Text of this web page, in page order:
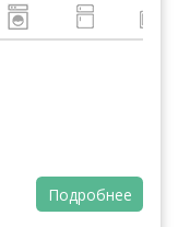
Подробнее